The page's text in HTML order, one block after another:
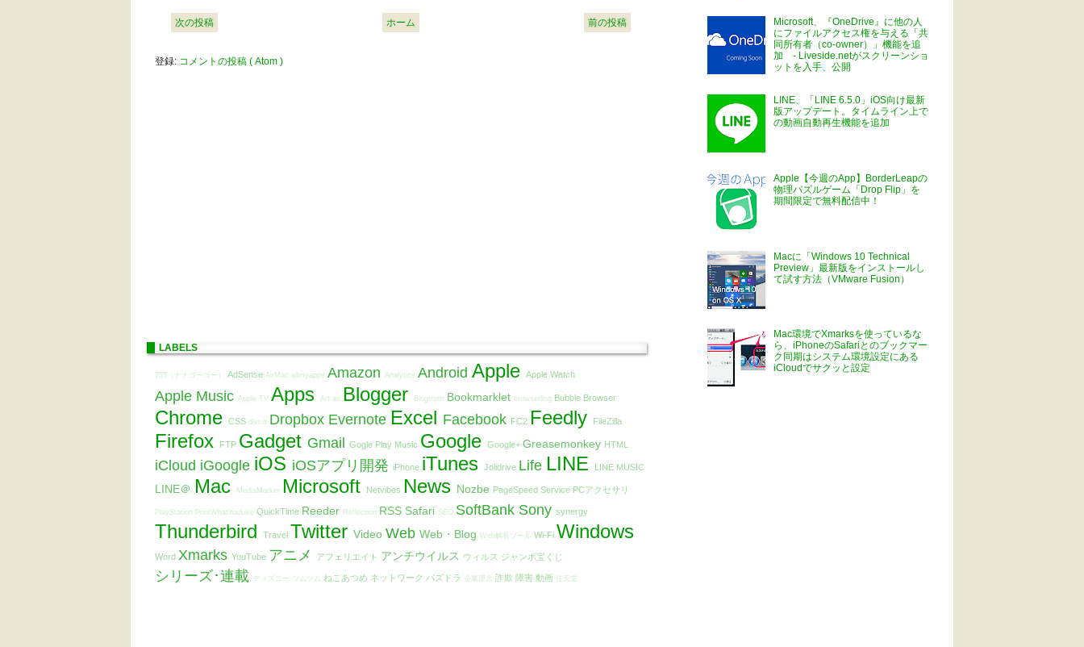
次の投稿 前の投稿
ホーム
登録: コメントの投稿 ( Atom )
LABELS
755（ナナゴーゴー） AdSense AirMac allmyapps Amazon Analytics Android Apple Apple Watch
Apple Music Apple TV Apps Art au Blogger Blogtrottr Bookmarklet browserling Bubble Browser
Chrome CSS dlvr.it Dropbox Evernote Excel Facebook FC2 Feedly FileZilla
Firefox FTP Gadget Gmail Gogle Play Music Google Google+ Greasemonkey HTML
iCloud iGoogle iOS iOSアプリ開発 iPhone iTunes Jolidrive Life LINE LINE MUSIC
LINE＠ Mac MediaMarker Microsoft Netvibes News Nozbe PageSpeed Service PCアクセサリ
PlayStation PrintWhatYouLike QuickTime Reeder Reflection RSS Safari SEO SoftBank Sony synergy
Thunderbird Travel Twitter Video Web Web・Blog Web解析ツール Wi-Fi Windows
Word Xmarks YouTube アニメ アフェリエイト アンチウイルス ウィルス ジャンボ宝くじ
シリーズ･連載 ディズニー ツムツム ねこあつめ ネットワーク パズドラ 企業理念 詐欺 障害 動画 任天堂
Microsoft、『OneDrive』に他の人
にファイルアクセス権を与える「共
同所有者（co-owner）」機能を追
加 - Liveside.netがスクリーンショ
ットを入手、公開
LINE、「LINE 6.5.0」iOS向け最新
版アップデート。タイムライン上で
の動画自動再生機能を追加
Apple【今週のApp】BorderLeapの
物理パズルゲーム「Drop Flip」を
期間限定で無料配信中！
Macに「Windows 10 Technical
Preview」最新版をインストールし
て試す方法（VMware Fusion）
Mac環境でXmarksを使っているな
ら、iPhoneのSafariとのブックマー
ク同期はシステム環境設定にある
iCloudでサクッと設定